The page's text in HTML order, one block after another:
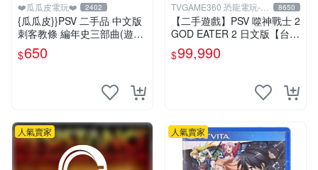
❤️瓜瓜皮電玩❤️ 2402
{瓜瓜皮}}PSV 二手品 中文版
刺客教條 編年史三部曲(遊戲
都有回收)
$650
TVGAME360 恐龍電玩-台
中店
8650
【二手遊戲】PSV 噬神戰士 2
GOD EATER 2 日文版【台中
恐龍電玩】
$99,990
人氣賣家 人氣賣家